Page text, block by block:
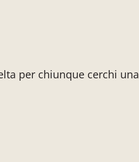
per chiunque cerchi una